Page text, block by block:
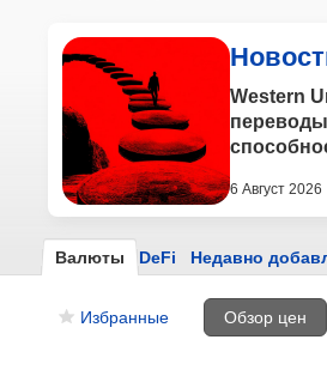
Western
6 Август 2026
Валюты DeFi Недавно
Избранные Обзор цен